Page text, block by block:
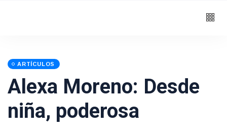
ARTÍCULOS
Alexa Moreno: Desde
niña, poderosa